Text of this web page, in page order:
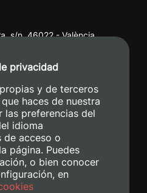
s/n. 46022 - València
04 00 50
privacidad
y de terceros
haces de nuestra
las preferencias del
idioma
de acceso o
página. Puedes
o bien conocer
en